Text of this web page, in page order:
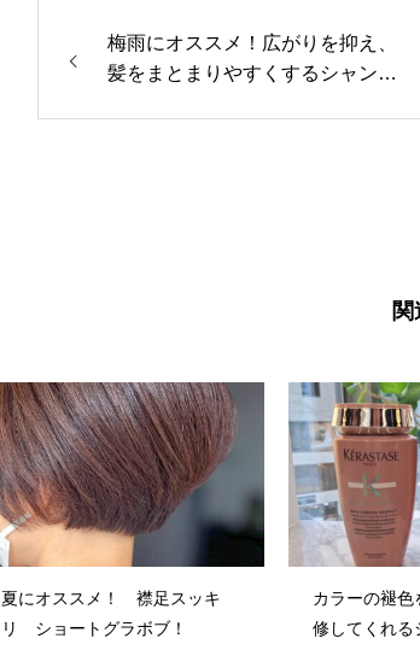
梅雨にオススメ！広がりを抑え、
髪をまとまりやすくするシャンプ
関
夏にオススメ！ 襟足スッキ
リ ショートグラボブ！
カラーの褪色
修してくれる